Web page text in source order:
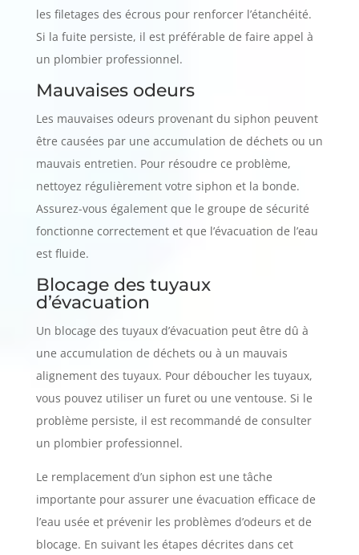
les filetages des écrous pour renforcer l’étanchéité.
Si la fuite persiste, il est préférable de faire appel à
un plombier professionnel.
Mauvaises odeurs
Les mauvaises odeurs provenant du siphon peuvent
être causées par une accumulation de déchets ou un
mauvais entretien. Pour résoudre ce problème,
nettoyez régulièrement votre siphon et la bonde.
Assurez-vous également que le groupe de sécurité
fonctionne correctement et que l’évacuation de l’eau
est fluide.
Blocage des tuyaux
d’évacuation
Un blocage des tuyaux d’évacuation peut être dû à
une accumulation de déchets ou à un mauvais
alignement des tuyaux. Pour déboucher les tuyaux,
vous pouvez utiliser un furet ou une ventouse. Si le
problème persiste, il est recommandé de consulter
un plombier professionnel.
Le remplacement d’un siphon est une tâche
importante pour assurer une évacuation efficace de
l’eau usée et prévenir les problèmes d’odeurs et de
blocage. En suivant les étapes décrites dans cet